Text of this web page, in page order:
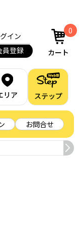
イン
員登録
0
カート
リア ステップ
お問合せ